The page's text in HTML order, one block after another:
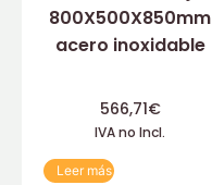
800X500X850mm
acero inoxidable
566,71€
IVA no Incl.
Leer más